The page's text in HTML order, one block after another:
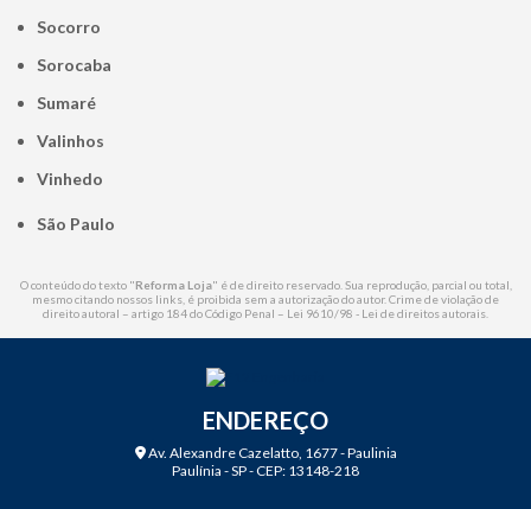
Socorro
Sorocaba
Sumaré
Valinhos
Vinhedo
São Paulo
O conteúdo do texto "Reforma Loja" é de direito reservado. Sua reprodução, parcial ou total,
mesmo citando nossos links, é proibida sem a autorização do autor. Crime de violação de
direito autoral – artigo 184 do Código Penal – Lei 9610/98 - Lei de direitos autorais
ENDEREÇO
Av. Alexandre Cazelatto, 1677 - Paulinia
Paulínia - SP - CEP: 13148-218